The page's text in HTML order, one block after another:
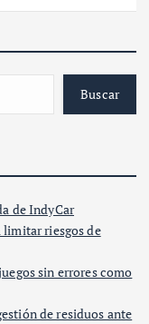
Buscar
de IndyCar
limitar riesgos de
sin errores como
de residuos ante